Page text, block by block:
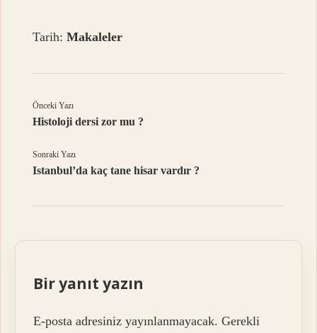
Tarih:Makaleler
Önceki Yazı
Histoloji dersi zor mu ?
Sonraki Yazı
Istanbul’da kaç tane hisar vardır ?
Bir yanıt yazın
E-posta adresiniz yayınlanmayacak. Gerekli